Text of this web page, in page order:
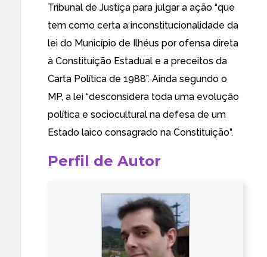
Tribunal de Justiça para julgar a ação “que
tem como certa a inconstitucionalidade da
lei do Município de Ilhéus por ofensa direta
à Constituição Estadual e a preceitos da
Carta Política de 1988”. Ainda segundo o
MP, a lei “desconsidera toda uma evolução
política e sociocultural na defesa de um
Estado laico consagrado na Constituição”.
Perfil de Autor